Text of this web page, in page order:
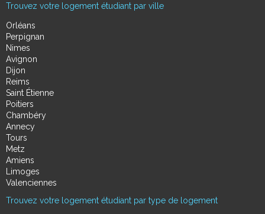
Trouvez votre logement étudiant par ville
Orléans
Perpignan
Nimes
Avignon
Dijon
Reims
Saint Étienne
Poitiers
Chambéry
Annecy
Tours
Metz
Amiens
Limoges
Valenciennes
Trouvez votre logement étudiant par type de logement